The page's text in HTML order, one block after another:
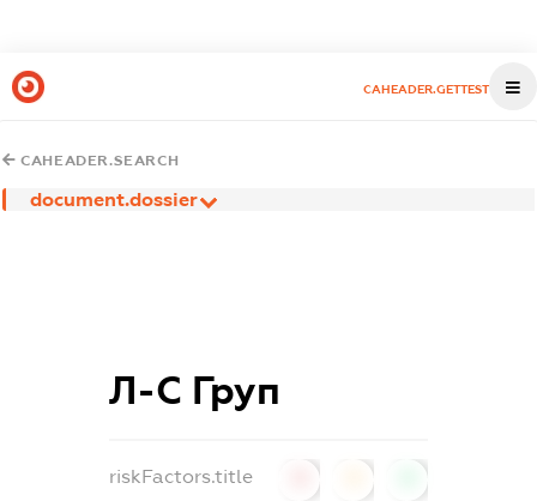
CAHEADER.GETTEST
CAHEADER.SEARCH
document.dossier
Л-С Груп
riskFactors.title